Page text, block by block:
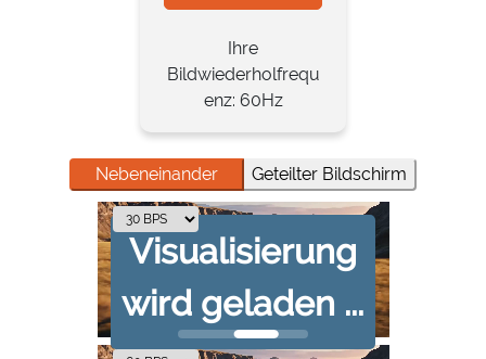
Ihre
Bildwiederholfrequ
enz: 60Hz
Nebeneinander Geteilter Bildschirm